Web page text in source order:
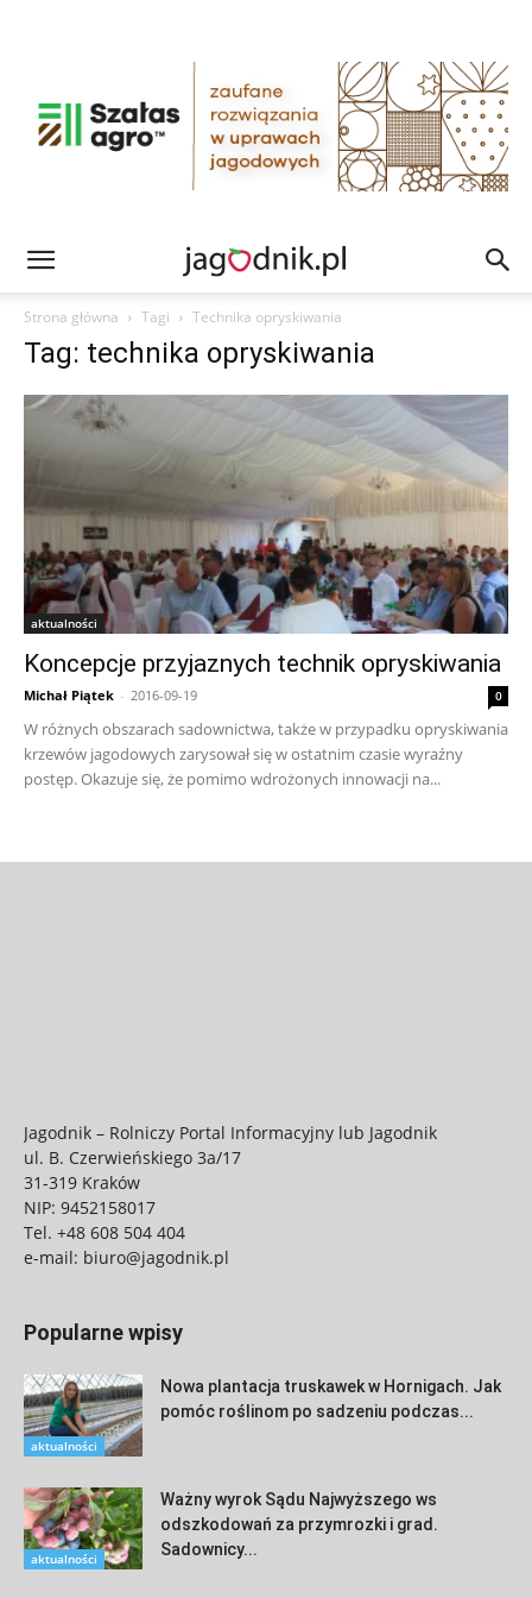
Strona główna Tagi Technika opryskiwania
Tag: technika opryskiwania
aktualności
Koncepcje przyjaznych technik opryskiwania
Michał Piątek - 2016-09-19 0
W różnych obszarach sadownictwa, także w przypadku opryskiwania
krzewów jagodowych zarysował się w ostatnim czasie wyraźny
postęp. Okazuje się, że pomimo wdrożonych innowacji na...
Jagodnik – Rolniczy Portal Informacyjny lub Jagodnik
ul. B. Czerwieńskiego 3a/17
31-319 Kraków
NIP: 9452158017
Tel. +48 608 504 404
e-mail: biuro@jagodnik.pl
Popularne wpisy
aktualności
Nowa plantacja truskawek w Hornigach. Jak
pomóc roślinom po sadzeniu podczas...
aktualności
Ważny wyrok Sądu Najwyższego ws
odszkodowań za przymrozki i grad.
Sadownicy...